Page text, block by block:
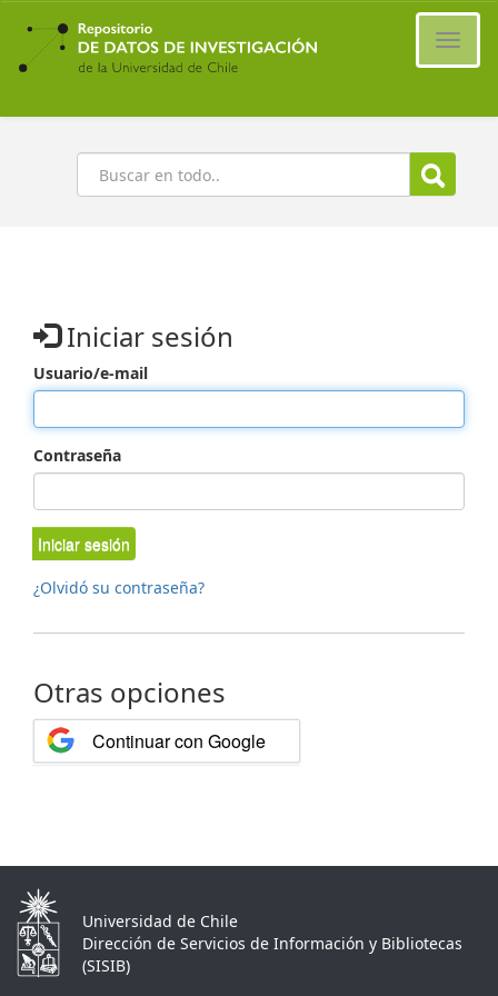
Ir
contenido
principal
Buscar
Iniciar sesión
Usuario/e-mail
Contraseña
Iniciar sesión
¿Olvidó su contraseña?
Otras opciones
Continuar con Google
Universidad de Chile
Dirección de Servicios de Información y Bibliotecas
(SISIB)